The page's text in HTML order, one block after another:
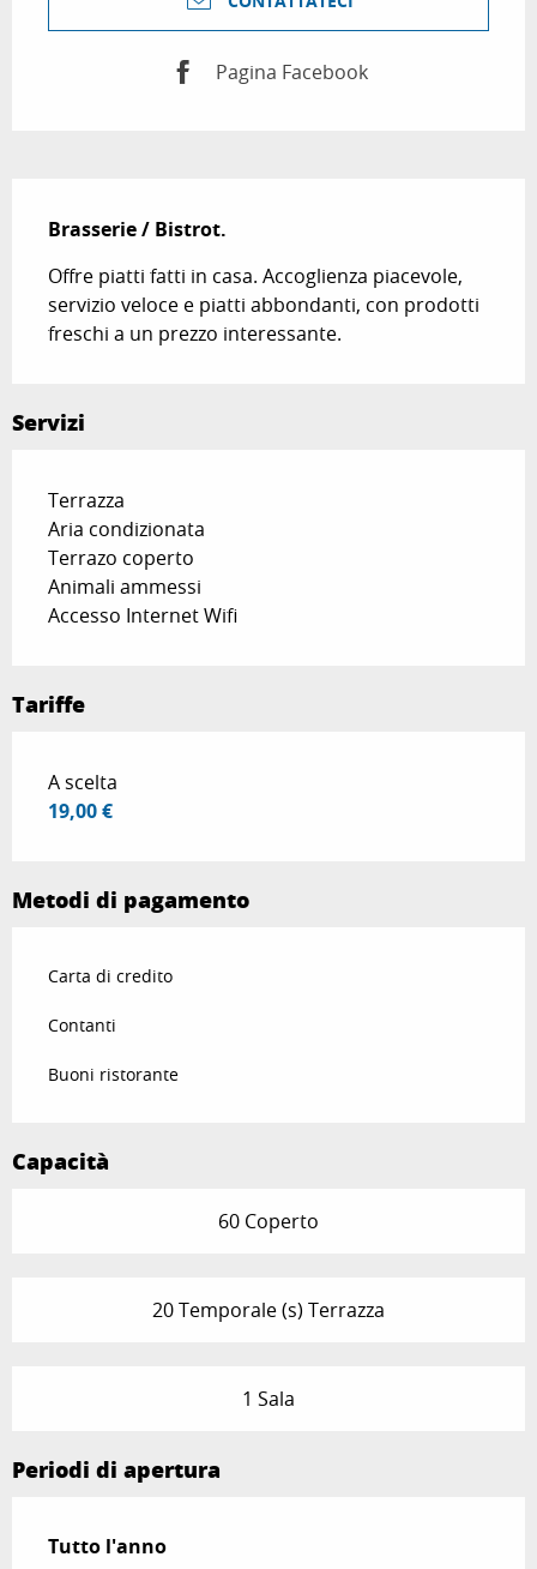
Pagina Facebook
Brasserie / Bistrot.
Offre piatti fatti in casa. Accoglienza piacevole,
servizio veloce e piatti abbondanti, con prodotti
freschi a un prezzo interessante.
Servizi
Terrazza
Aria condizionata
Terrazo coperto
Animali ammessi
Accesso Internet Wifi
Tariffe
Tariffe 2026
A scelta
19,00 €
Metodi di pagamento
Carta di credito
Contanti
Buoni ristorante
Capacità
60 Coperto
20 Temporale (s) Terrazza
1 Sala
Periodi di apertura
Tutto l'anno
Tutto l'anno